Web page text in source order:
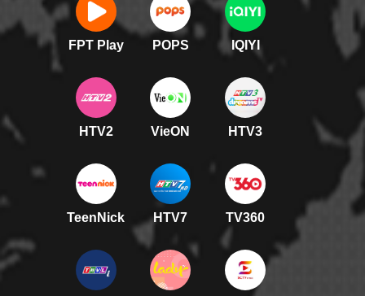
FPT Play POPS IQIYI
HTV2 VieON HTV3
TeenNick HTV7 TV360